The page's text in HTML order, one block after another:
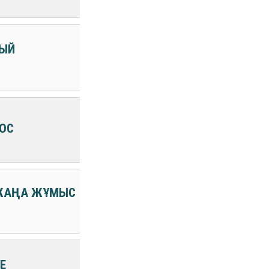
ЖАҢА ЖҰМЫС